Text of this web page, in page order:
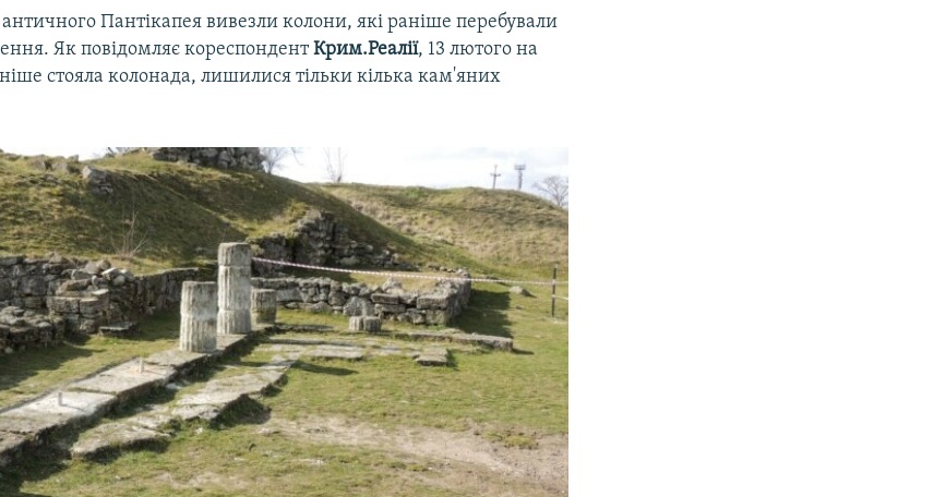
античного Пантікапея вивезли колони, які раніше перебували
Як повідомляє кореспондентКрим.Реалії, 13 лютого на
стояла колонада, лишилися тільки кілька кам'яних